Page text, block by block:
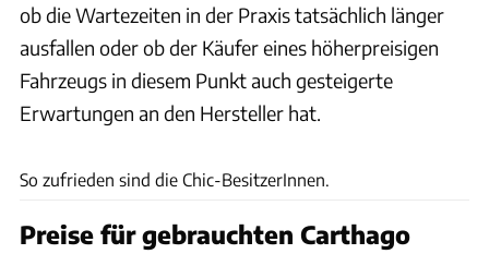
ob die Wartezeiten in der Praxis tatsächlich länger
ausfallen oder ob der Käufer eines höherpreisigen
Fahrzeugs in diesem Punkt auch gesteigerte
Erwartungen an den Hersteller hat.
So zufrieden sind die Chic-BesitzerInnen.
Preise für gebrauchten Carthago